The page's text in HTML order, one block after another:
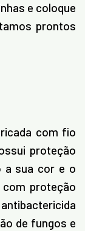
e coloque
prontos
com fio
proteção
a sua cor e o
proteção
de fungos e